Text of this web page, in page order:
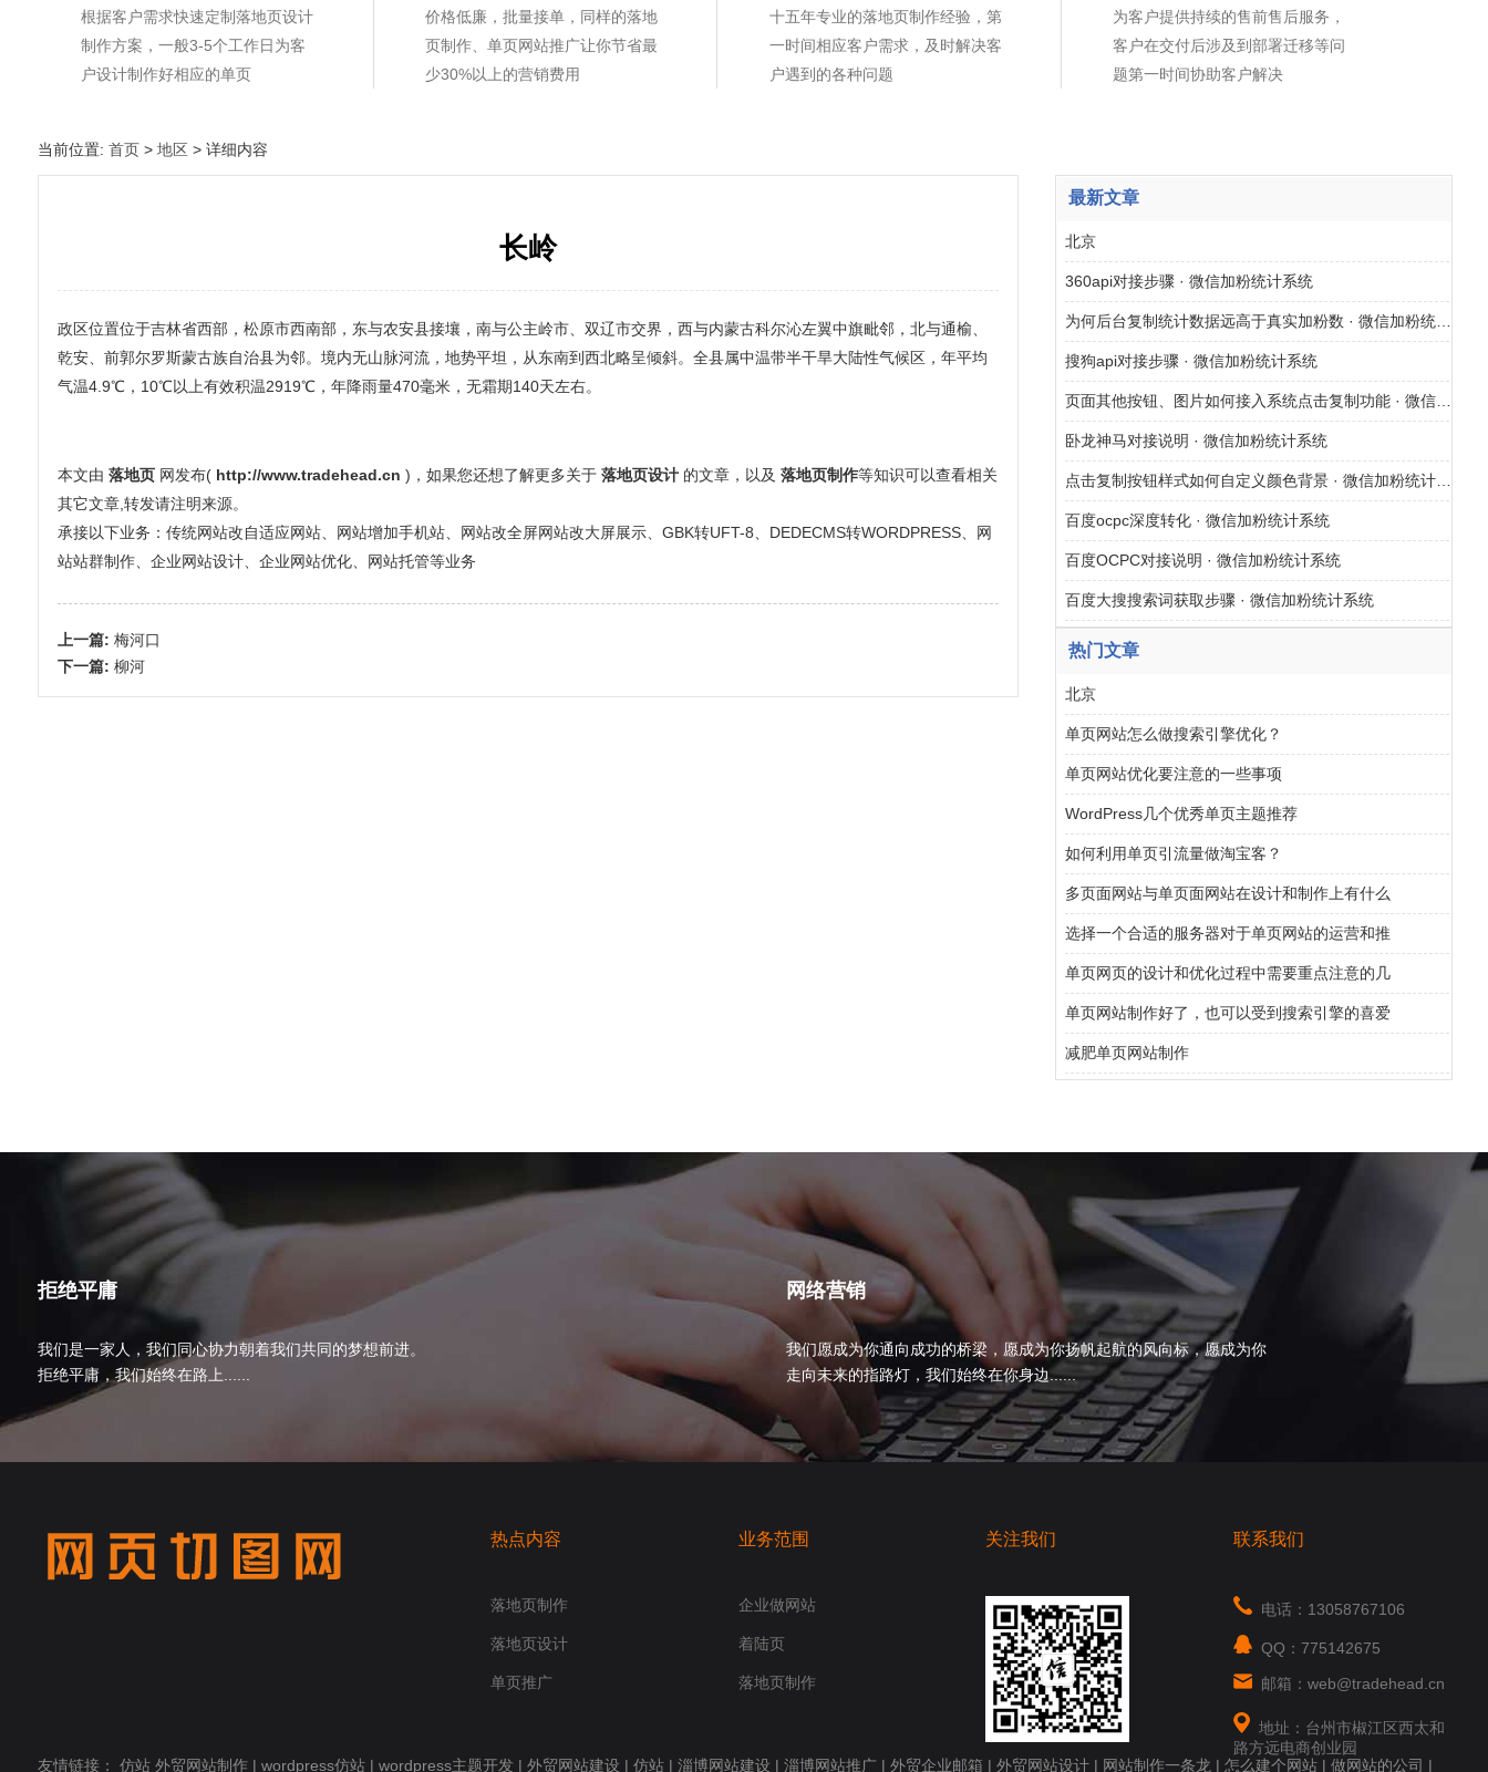
根据客户需求快速定制落地页设计
制作方案，一般3-5个工作日为客
户设计制作好相应的单页
价格低廉，批量接单，同样的落地
页制作、单页网站推广让你节省最
少30%以上的营销费用
十五年专业的落地页制作经验，第
一时间相应客户需求，及时解决客
户遇到的各种问题
为客户提供持续的售前售后服务，
客户在交付后涉及到部署迁移等问
题第一时间协助客户解决
当前位置: 首页> 地区> 详细内容
长岭
政区位置位于吉林省西部，松原市西南部，东与农安县接壤，南与公主岭市、双辽市交界，西与内蒙古科尔沁左翼中旗毗邻，北与通榆、
乾安、前郭尔罗斯蒙古族自治县为邻。境内无山脉河流，地势平坦，从东南到西北略呈倾斜。全县属中温带半干旱大陆性气候区，年平均
气温4.9℃，10℃以上有效积温2919℃，年降雨量470毫米，无霜期140天左右。
本文由 落地页 网发布( http://www.tradehead.cn )，如果您还想了解更多关于落地页设计 的文章，以及落地页制作等知识可以查看相关
其它文章,转发请注明来源。
承接以下业务：传统网站改自适应网站、网站增加手机站、网站改全屏网站改大屏展示、GBK转UFT-8、DEDECMS转WORDPRESS、网
站站群制作、企业网站设计、企业网站优化、网站托管等业务
上一篇:梅河口
下一篇:柳河
最新文章
北京
360api对接步骤 · 微信加粉统计系统
为何后台复制统计数据远高于真实加粉数 · 微信加粉统计系统
搜狗api对接步骤 · 微信加粉统计系统
页面其他按钮、图片如何接入系统点击复制功能 · 微信加粉统计系统
卧龙神马对接说明 · 微信加粉统计系统
点击复制按钮样式如何自定义颜色背景 · 微信加粉统计系统
百度ocpc深度转化 · 微信加粉统计系统
百度OCPC对接说明 · 微信加粉统计系统
百度大搜搜索词获取步骤 · 微信加粉统计系统
热门文章
北京
单页网站怎么做搜索引擎优化？
单页网站优化要注意的一些事项
WordPress几个优秀单页主题推荐
如何利用单页引流量做淘宝客？
多页面网站与单页面网站在设计和制作上有什么
选择一个合适的服务器对于单页网站的运营和推
单页网页的设计和优化过程中需要重点注意的几
单页网站制作好了，也可以受到搜索引擎的喜爱
减肥单页网站制作
拒绝平庸
我们是一家人，我们同心协力朝着我们共同的梦想前进。
拒绝平庸，我们始终在路上......
网络营销
我们愿成为你通向成功的桥梁，愿成为你扬帆起航的风向标，愿成为你
走向未来的指路灯，我们始终在你身边......
热点内容
落地页制作
落地页设计
单页推广
业务范围
企业做网站
着陆页
落地页制作
关注我们 联系我们
电话：13058767106
QQ：775142675
邮箱：web@tradehead.cn
地址：台州市椒江区西太和
路方远电商创业园
友情链接： 仿站 外贸网站制作| wordpress仿站| wordpress主题开发| 外贸网站建设 | 仿站| 淄博网站建设 | 淄博网站推广| 外贸企业邮箱 | 外贸网站设计| 网站制作一条龙 | 怎么建个网站| 做网站的公司 |